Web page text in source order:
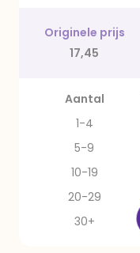
Originele prijs
17,45
Aantal
1-4
5-9
10-19
20-29
30+